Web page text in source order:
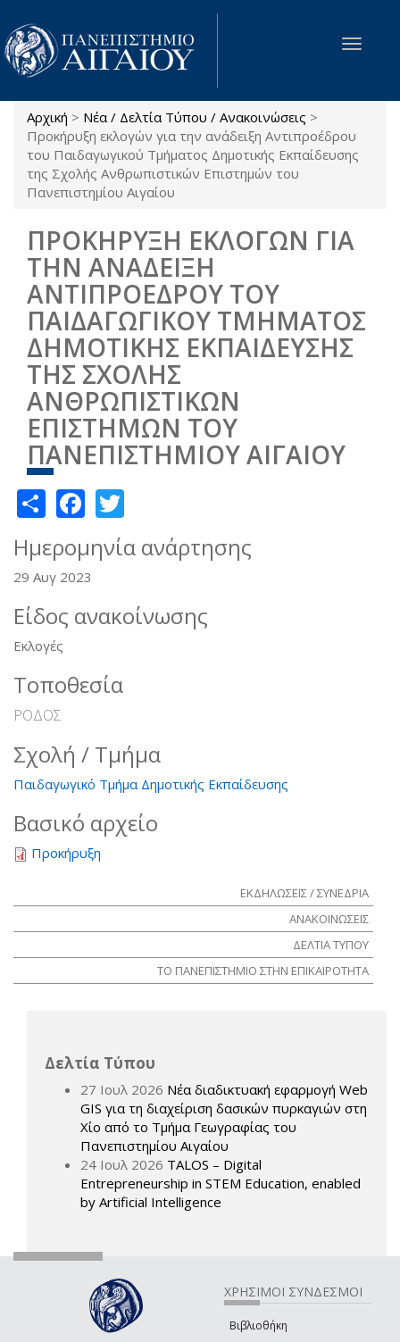
Παράκαμψη προς το κυρίως περιεχόμενο
Toggle
Είστε εδώ
Αρχική > Νέα / Δελτία Τύπου / Ανακοινώσεις >
Προκήρυξη εκλογών για την ανάδειξη Αντιπροέδρου
του Παιδαγωγικού Τμήματος Δημοτικής Εκπαίδευσης
της Σχολής Ανθρωπιστικών Επιστημών του
Πανεπιστημίου Αιγαίου
ΠΡΟΚΗΡΥΞΗ ΕΚΛΟΓΩΝ ΓΙΑ
ΤΗΝ ΑΝΑΔΕΙΞΗ
ΑΝΤΙΠΡΟΕΔΡΟΥ ΤΟΥ
ΠΑΙΔΑΓΩΓΙΚΟΥ ΤΜΗΜΑΤΟΣ
ΔΗΜΟΤΙΚΗΣ ΕΚΠΑΙΔΕΥΣΗΣ
ΤΗΣ ΣΧΟΛΗΣ
ΑΝΘΡΩΠΙΣΤΙΚΩΝ
ΕΠΙΣΤΗΜΩΝ ΤΟΥ
ΠΑΝΕΠΙΣΤΗΜΙΟΥ ΑΙΓΑΙΟΥ
ShareFacebook
Ημερομηνία ανάρτησης
29 Αυγ 2023
Είδος ανακοίνωσης
Εκλογές
Τοποθεσία
ΡΟΔΟΣ
Σχολή / Τμήμα
Παιδαγωγικό Τμήμα Δημοτικής Εκπαίδευσης
Βασικό αρχείο
Προκήρυξη
ΕΚΔΗΛΩΣΕΙΣ / ΣΥΝΕΔΡΙΑ
ΑΝΑΚΟΙΝΩΣΕΙΣ
ΔΕΛΤΙΑ ΤΥΠΟΥ
ΤΟ ΠΑΝΕΠΙΣΤΗΜΙΟ ΣΤΗΝ ΕΠΙΚΑΙΡΟΤΗΤΑ
Δελτία Τύπου
27 Ιουλ 2026 Νέα διαδικτυακή εφαρμογή Web
GIS για τη διαχείριση δασικών πυρκαγιών στη
Χίο από το Τμήμα Γεωγραφίας του
Πανεπιστημίου Αιγαίου
24 Ιουλ 2026 TALOS – Digital
Entrepreneurship in STEM Education, enabled
by Artificial Intelligence
ΧΡΗΣΙΜΟΙ ΣΥΝΔΕΣΜΟΙ
Βιβλιοθήκη